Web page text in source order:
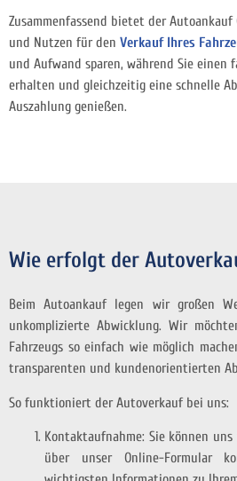
Zusammenfassend bietet der
und Nutzen für den Verkauf Ihres
und Aufwand sparen, während Sie einen
erhalten und gleichzeitig eine schnelle
Auszahlung genießen.
Wie erfolgt der
Beim Autoankauf legen wir großen
unkomplizierte Abwicklung. Wir
Fahrzeugs so einfach wie möglich
transparenten und kundenorientierten
So funktioniert der Autoverkauf bei uns:
Kontaktaufnahme: Sie können
über unser Online-Formular